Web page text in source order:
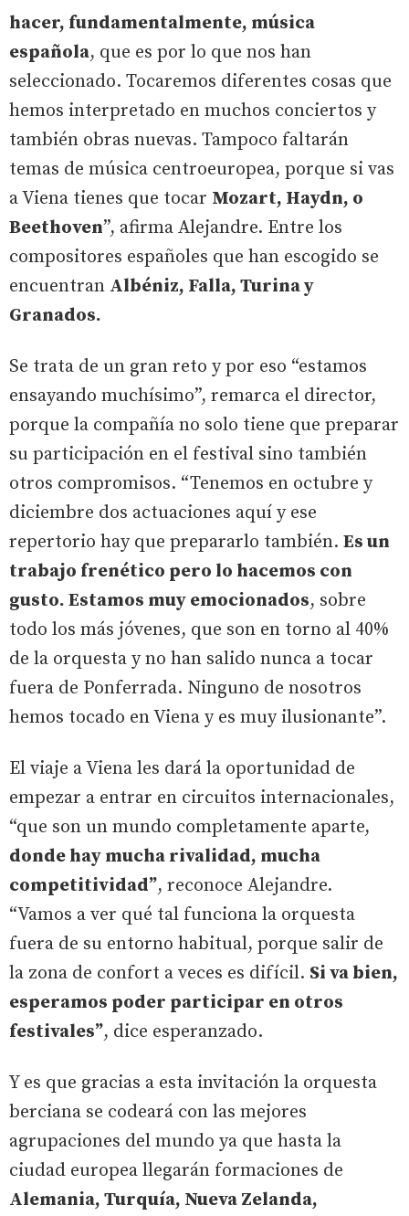
hacer, fundamentalmente, música
española, que es por lo que nos han
seleccionado. Tocaremos diferentes cosas que
hemos interpretado en muchos conciertos y
también obras nuevas. Tampoco faltarán
temas de música centroeuropea, porque si vas
a Viena tienes que tocar Mozart, Haydn, o
Beethoven”, afirma Alejandre. Entre los
compositores españoles que han escogido se
encuentran Albéniz, Falla, Turina y
Granados.
Se trata de un gran reto y por eso “estamos
ensayando muchísimo”, remarca el director,
porque la compañía no solo tiene que preparar
su participación en el festival sino también
otros compromisos. “Tenemos en octubre y
diciembre dos actuaciones aquí y ese
repertorio hay que prepararlo también. Es un
trabajo frenético pero lo hacemos con
gusto. Estamos muy emocionados, sobre
todo los más jóvenes, que son en torno al 40%
de la orquesta y no han salido nunca a tocar
fuera de Ponferrada. Ninguno de nosotros
hemos tocado en Viena y es muy ilusionante”.
El viaje a Viena les dará la oportunidad de
empezar a entrar en circuitos internacionales,
“que son un mundo completamente aparte,
donde hay mucha rivalidad, mucha
competitividad”, reconoce Alejandre.
“Vamos a ver qué tal funciona la orquesta
fuera de su entorno habitual, porque salir de
la zona de confort a veces es difícil. Si va bien,
esperamos poder participar en otros
festivales”, dice esperanzado.
Y es que gracias a esta invitación la orquesta
berciana se codeará con las mejores
agrupaciones del mundo ya que hasta la
ciudad europea llegarán formaciones de
Alemania, Turquía, Nueva Zelanda,